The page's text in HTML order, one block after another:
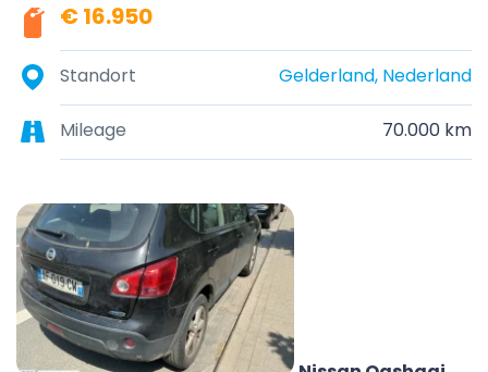
€ 16.950
Standort Gelderland, Nederland
Mileage 70.000 km